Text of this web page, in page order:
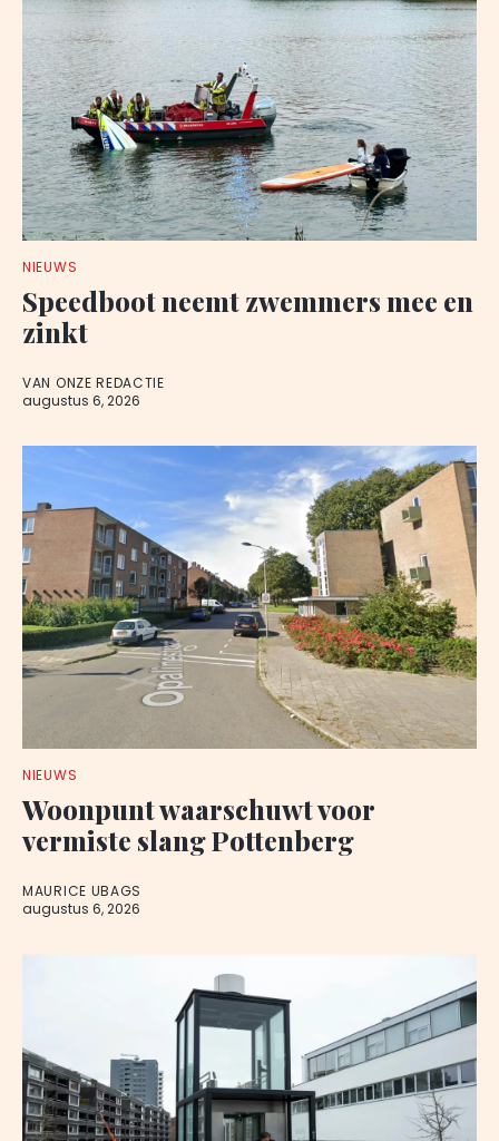
NIEUWS
Speedboot neemt zwemmers mee en
zinkt
VAN ONZE REDACTIE
augustus 6, 2026
NIEUWS
Woonpunt waarschuwt voor
vermiste slang Pottenberg
MAURICE UBAGS
augustus 6, 2026